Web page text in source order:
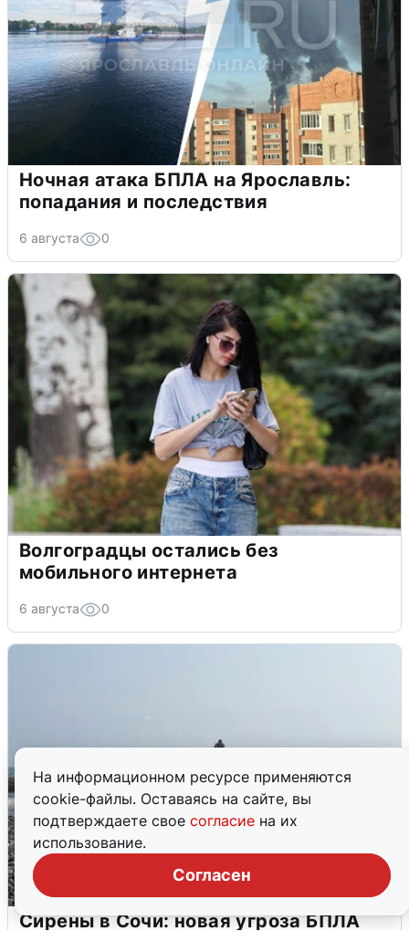
На информационном ресурсе применяются
cookie-файлы. Оставаясь на сайте, вы
подтверждаете свое согласие на их
использование.
Согласен
Ночная атака БПЛА на Ярославль:
попадания и последствия
6 августа 0
Волгоградцы остались без
мобильного интернета
6 августа 0
Сирены в Сочи: новая угроза БПЛА